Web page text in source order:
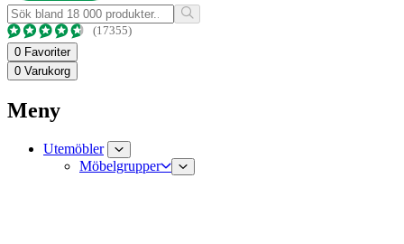
(17355)
0 Favoriter
0 Varukorg
Meny
Utemöbler
Möbelgrupper